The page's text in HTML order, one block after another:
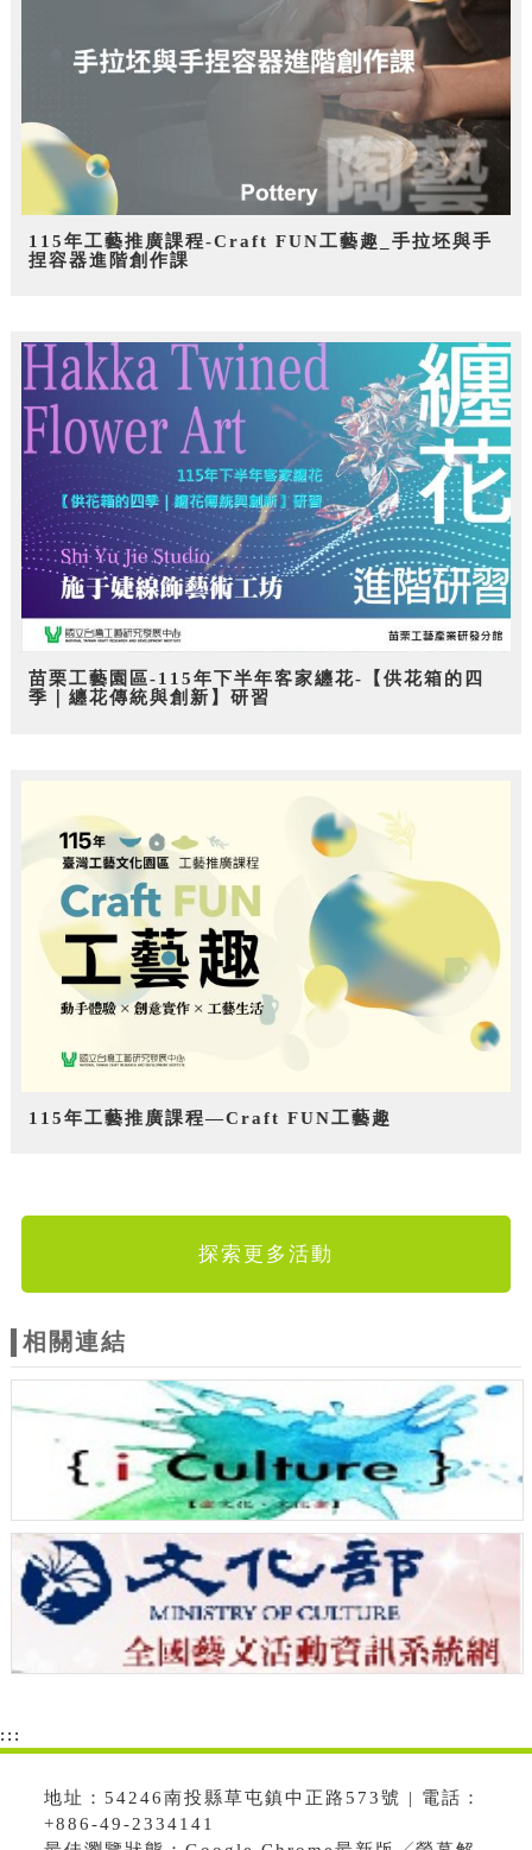
115年工藝推廣課程-Craft FUN工藝趣_手拉坯與手
捏容器進階創作課
苗栗工藝園區-115年下半年客家纏花-【供花箱的四
季｜纏花傳統與創新】研習
115年工藝推廣課程—Craft FUN工藝趣
探索更多活動
相關連結
:::
地址：54246南投縣草屯鎮中正路573號 | 電話：
+886-49-2334141